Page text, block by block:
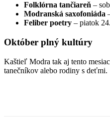
Folklórna tančiareň –
Modranská saxofoniáda
Feliber poetry – piatok
Október plný kultúry
Kaštieľ Modra tak aj tento
tanečníkov alebo rodiny s deťmi.